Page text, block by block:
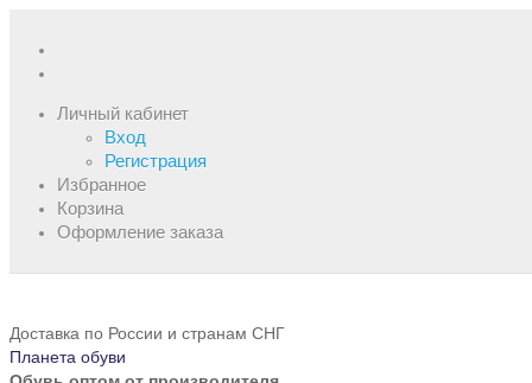
Личный кабинет
Вход
Регистрация
Избранное
Корзина
Оформление заказа
Доставка по России и странам СНГ
Планета обуви